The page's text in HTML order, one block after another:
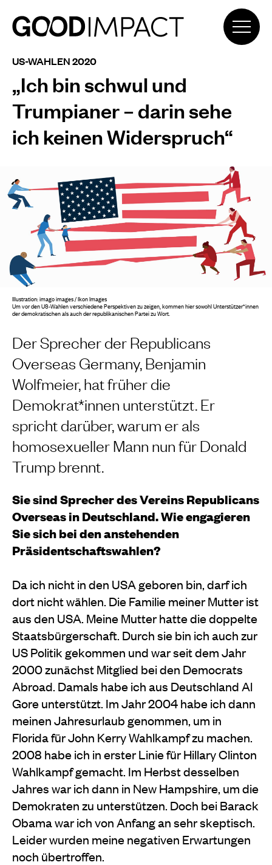
US-WAHLEN 2020
„Ich bin schwul und
Trumpianer – darin sehe
ich keinen Widerspruch“
Der Sprecher der Republicans
Overseas Germany, Benjamin
Wolfmeier, hat früher die
Demokrat*innen unterstützt. Er
spricht darüber, warum er als
homosexueller Mann nun für Donald
Trump brennt.
Sie sind Sprecher des Vereins Republicans
Overseas in Deutschland. Wie engagieren
Sie sich bei den anstehenden
Präsidentschaftswahlen?
Da ich nicht in den USA geboren bin, darf ich
dort nicht wählen. Die Familie meiner Mutter ist
aus den USA. Meine Mutter hatte die doppelte
Staatsbürgerschaft. Durch sie bin ich auch zur
US Politik gekommen und war seit dem Jahr
2000 zunächst Mitglied bei den Democrats
Abroad. Damals habe ich aus Deutschland Al
Gore unterstützt. Im Jahr 2004 habe ich dann
meinen Jahresurlaub genommen, um in
Florida für John Kerry Wahlkampf zu machen.
2008 habe ich in erster Linie für Hillary Clinton
Wahlkampf gemacht. Im Herbst desselben
Jahres war ich dann in New Hampshire, um die
Demokraten zu unterstützen. Doch bei Barack
Obama war ich von Anfang an sehr skeptisch.
Leider wurden meine negativen Erwartungen
noch übertroffen.
Illustration: imago images / Ikon Images
Um vor den US-Wahlen verschiedene Perspektiven zu zeigen, kommen hier sowohl Unterstützer*innen
der demokratischen als auch der republikanischen Partei zu Wort.